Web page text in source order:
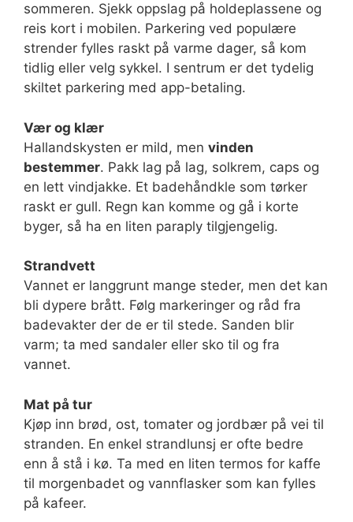
sommeren. Sjekk oppslag på holdeplassene og
reis kort i mobilen. Parkering ved populære
strender fylles raskt på varme dager, så kom
tidlig eller velg sykkel. I sentrum er det tydelig
skiltet parkering med app-betaling.
Vær og klær
Hallandskysten er mild, men vinden
bestemmer. Pakk lag på lag, solkrem, caps og
en lett vindjakke. Et badehåndkle som tørker
raskt er gull. Regn kan komme og gå i korte
byger, så ha en liten paraply tilgjengelig.
Strandvett
Vannet er langgrunt mange steder, men det kan
bli dypere brått. Følg markeringer og råd fra
badevakter der de er til stede. Sanden blir
varm; ta med sandaler eller sko til og fra
vannet.
Mat på tur
Kjøp inn brød, ost, tomater og jordbær på vei til
stranden. En enkel strandlunsj er ofte bedre
enn å stå i kø. Ta med en liten termos for kaffe
til morgenbadet og vannflasker som kan fylles
på kafeer.